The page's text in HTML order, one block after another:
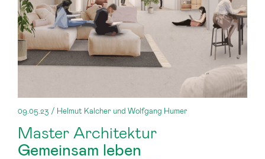
09.05.23 / Helmut Kalcher und Wolfgang Humer
Master Architektur
Gemeinsam leben